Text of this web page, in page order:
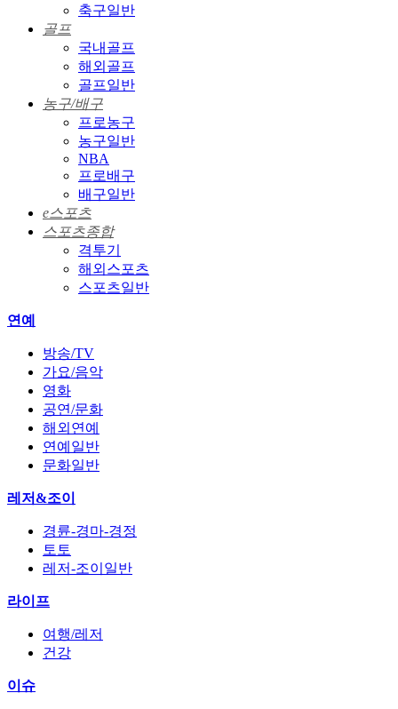
축구일반
골프
국내골프
해외골프
골프일반
농구/배구
프로농구
농구일반
NBA
프로배구
배구일반
e스포츠
스포츠종합
격투기
해외스포츠
스포츠일반
연예
방송/TV
가요/음악
영화
공연/문화
해외연예
연예일반
문화일반
레저&조이
경륜-경마-경정
토토
레저-조이일반
라이프
여행/레저
건강
이슈